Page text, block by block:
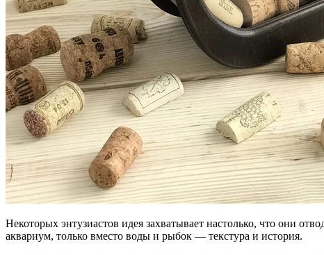
Некоторых энтузиастов идея захватывает настолько, что они
аквариум, только вместо воды и рыбок — текстура и история.